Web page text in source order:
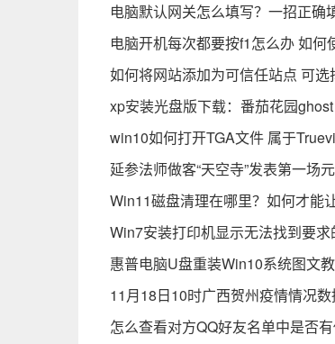
电脑默认网关怎么填写？一招正确
电脑开机每次都要按f1怎么办 如
如何将网站添加为可信任站点 可
xp安装光盘版下载：番茄花园
win10如何打开TGA文件 属于
延参法师做客“天空寺”发表第一场
Win11磁盘清理在哪里？如何才能
Win7安装打印机显示无法找到要
惠普电脑U盘重装Win10系统图文
11月18日10时广西贺州疫情情况
怎么查看对方QQ好友名单中是否